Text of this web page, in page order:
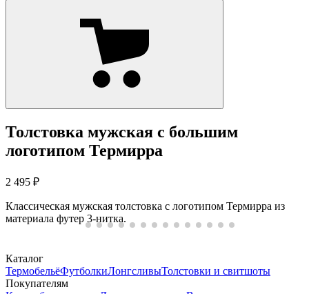
Толстовка мужская с большим
логотипом Термирра
2 495 ₽
Классическая мужская толстовка с логотипом Термирра из
материала футер 3-нитка.
Каталог
ТермобельёФутболкиЛонгсливыТолстовки и свитшоты
Покупателям